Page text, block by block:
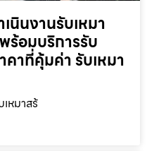
นินงานรับเหมา
ร้อมบริการรับ
คาที่คุ้มค่า รับเหมา
เหมาสร้